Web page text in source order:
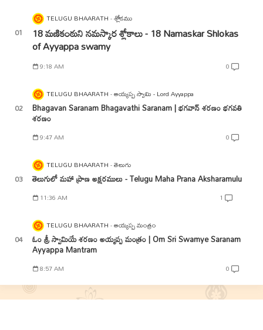
TELUGU BHAARATH శ్లోకము
18 మణికంఠుని నమస్కార శ్లోకాలు - 18 Namaskar Shlokas
of Ayyappa swamy
9:18 AM 0
TELUGU BHAARATH అయ్యప్ప స్వామి - Lord Ayyappa
Bhagavan Saranam Bhagavathi Saranam | భగవాన్ శరణం భగవతి
శరణం
9:47 AM 0
TELUGU BHAARATH తెలుగు
తెలుగులో మహా ప్రాణ అక్షరములు - Telugu Maha Prana Aksharamulu
11:36 AM 1
TELUGU BHAARATH అయ్యప్ప మంత్రం
ఓం శ్రీ స్వామియే శరణం అయ్యప్ప మంత్రం | Om Sri Swamye Saranam
Ayyappa Mantram
8:57 AM 0